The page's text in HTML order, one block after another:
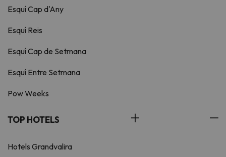
Esquí Cap d'Any
Esquí Reis
Esquí Cap de Setmana
Esquí Entre Setmana
Pow Weeks
TOP HOTELS
Hotels Grandvalira